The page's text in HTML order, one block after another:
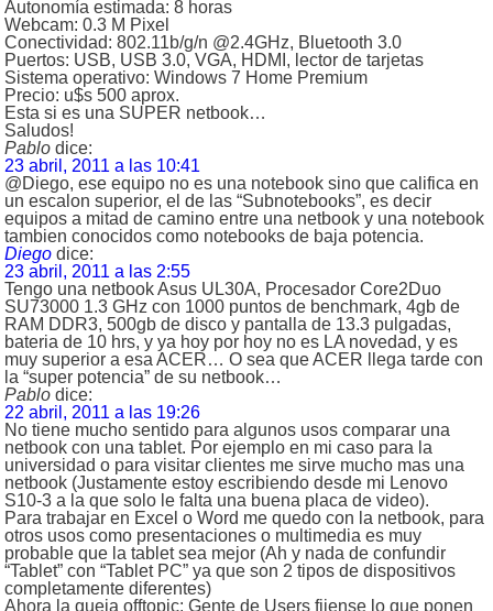
Autonomía estimada: 8 horas
Webcam: 0.3 M Pixel
Conectividad: 802.11b/g/n @2.4GHz, Bluetooth 3.0
Puertos: USB, USB 3.0, VGA, HDMI, lector de tarjetas
Sistema operativo: Windows 7 Home Premium
Precio: u$s 500 aprox.
Esta si es una SUPER netbook…
Saludos!
Pablo dice:
23 abril, 2011 a las 10:41
@Diego, ese equipo no es una notebook sino que califica en
un escalon superior, el de las “Subnotebooks”, es decir
equipos a mitad de camino entre una netbook y una notebook
tambien conocidos como notebooks de baja potencia.
Diego dice:
23 abril, 2011 a las 2:55
Tengo una netbook Asus UL30A, Procesador Core2Duo
SU73000 1.3 GHz con 1000 puntos de benchmark, 4gb de
RAM DDR3, 500gb de disco y pantalla de 13.3 pulgadas,
bateria de 10 hrs, y ya hoy por hoy no es LA novedad, y es
muy superior a esa ACER… O sea que ACER llega tarde con
la “super potencia” de su netbook…
Pablo dice:
22 abril, 2011 a las 19:26
No tiene mucho sentido para algunos usos comparar una
netbook con una tablet. Por ejemplo en mi caso para la
universidad o para visitar clientes me sirve mucho mas una
netbook (Justamente estoy escribiendo desde mi Lenovo
S10-3 a la que solo le falta una buena placa de video).
Para trabajar en Excel o Word me quedo con la netbook, para
otros usos como presentaciones o multimedia es muy
probable que la tablet sea mejor (Ah y nada de confundir
“Tablet” con “Tablet PC” ya que son 2 tipos de dispositivos
completamente diferentes)
Ahora la queja offtopic: Gente de Users fijense lo que ponen